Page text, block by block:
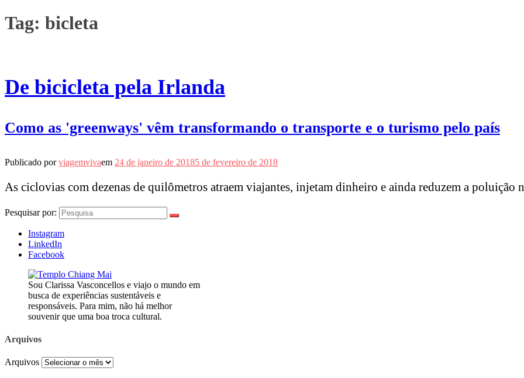
Tag: bicleta
De bicicleta pela Irlanda
Como as 'greenways' vêm transformando o transporte e o turismo pelo país
Publicado porviagemvivaem 24 de janeiro de 20185 de fevereiro de 2018
As ciclovias com dezenas de quilômetros atraem viajantes, injetam dinheiro e ainda reduzem a poluição
Pesquisar por:
Instagram
LinkedIn
Facebook
Sou Clarissa Vasconcellos e viajo o mundo em
busca de experiências sustentáveis e
responsáveis. Para mim, não há melhor
souvenir que uma boa troca cultural.
Arquivos
Arquivos